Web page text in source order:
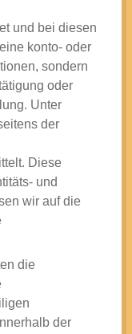
und bei diesen
konto- oder
sondern
oder
Unter
der
Diese
und
wir auf die
die
der